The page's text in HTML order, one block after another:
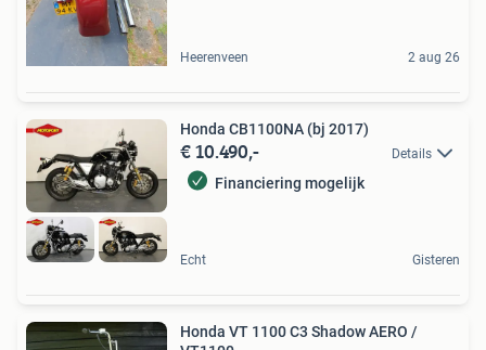
Heerenveen 2 aug 26
Honda CB1100NA (bj 2017)
€ 10.490,- Details
Financiering mogelijk
Echt Gisteren
Honda VT 1100 C3 Shadow AERO /